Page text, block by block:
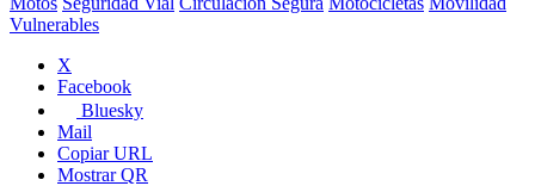
Vulnerables
X
Facebook
Bluesky
Mail
Copiar URL
Mostrar QR